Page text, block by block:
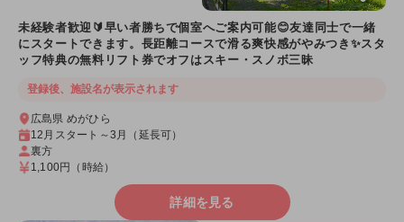
未経験者歓迎🔰早い者勝ちで個室へご案内可能😊友達同士で一緒
にスタートできます。長距離コースで滑る爽快感がやみつき✨スタ
ッフ特典の無料リフト券でオフはスキー・スノボ三昧
登録後、施設名が表示されます
広島県 めがひら
12月スタート～3月（延長可）
裏方
1,100円
（時給）
詳細を見る